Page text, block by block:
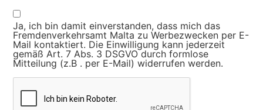
Ja, ich bin damit einverstanden, dass mich das
Fremdenverkehrsamt Malta zu Werbezwecken per E-
Mail kontaktiert. Die Einwilligung kann jederzeit
gemäß Art. 7 Abs. 3 DSGVO durch formlose
Mitteilung (z.B . per E-Mail) widerrufen werden.